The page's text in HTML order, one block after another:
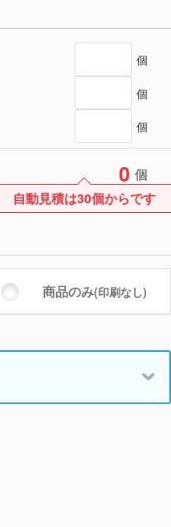
個
個
個
0 個
自動見積は30個からです
商品のみ(印刷なし)